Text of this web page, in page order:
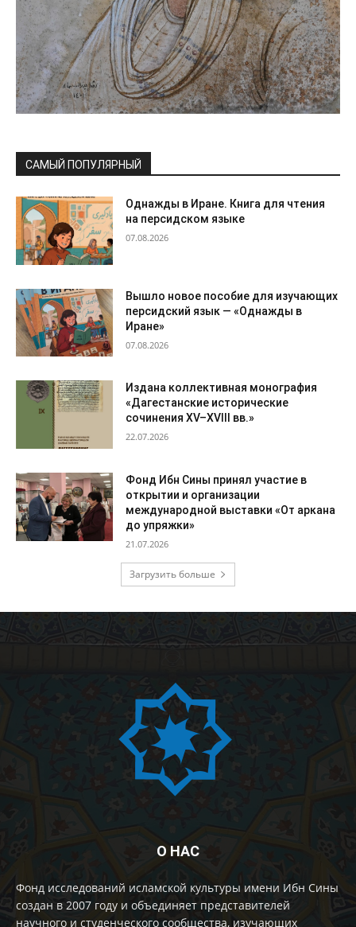
САМЫЙ ПОПУЛЯРНЫЙ
Однажды в Иране. Книга для чтения
на персидском языке
07.08.2026
Вышло новое пособие для изучающих
персидский язык — «Однажды в
Иране»
07.08.2026
Издана коллективная монография
«Дагестанские исторические
сочинения XV–XVIII вв.»
22.07.2026
Фонд Ибн Сины принял участие в
открытии и организации
международной выставки «От аркана
до упряжки»
21.07.2026
Загрузить больше
О НАС
Фонд исследований исламской культуры имени Ибн Сины
создан в 2007 году и объединяет представителей
научного и студенческого сообщества, изучающих